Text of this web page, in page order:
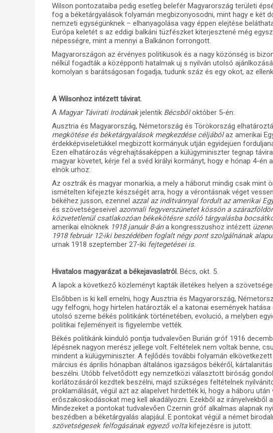
Wilson pontozataiba pedig esetleg belefér Magyarország területi
fog a béketárgyalások folyamán megbizonyosodni, mint hagy e két
nemzeti egységünknek – elhanyagolása vagy éppen elejtése
Európa keletét s az eddigi balkáni tüzfészket kiterjesztené még
népességre, mint a mennyi a Balkánon forrongott.
Magyarországon az érvényes politikusok és a nagy közönség is
nélkül fogadták a középponti hatalmak uj s nyilván utolsó
komolyan s barátságosan fogadja, tudunk száz és egy okot, az
A Wilsonhoz intézett távirat.
A Magyar Távirati Irodánakjelentik Bécsbőloktóber 5-én:
Ausztria és Magyarország, Németország és Törökország
megkötése és béketárgyalások megkezdése céljábólaz amerikai
érdekképviseletükkel megbizott kormányuk utján egyidejüen
Ezen elhatározás végrehajtásaképpen a külügyminiszter tegnap
magyar követet, kérje fel a svéd királyi kormányt, hogy e hónap 4-
elnök urhoz:
Az osztrák és magyar monarkia, a mely a háborut mindig csak mint
ismételten kifejezte készségét arra, hogy a vérontásnak véget
békéhez jusson, ezennel azzal az inditvánnyal fordult az amerikai
és szövetségeseivel azonnali fegyverszünetet kössön a
közvetetlenül csatlakozóan békekötésre szóló tárgyalásba
amerikai elnöknek 1918 január 8-ána kongresszushoz intézett
1918 február 12-iki beszédében foglalt négy pont szolgálnának
urnak 1918 szeptember 27-iki fejtegetései is.
Hivatalos magyarázat a békejavaslatról. Bécs, okt. 5.
A lapok a következő közleményt kapták illetékes helyen a
Elsőbben is ki kell emelni, hogy Ausztria és Magyarország,
ugy felfogni, hogy hirtelen határozták el a katonai események
utolsó szeme békés politikánk történetében, evolució, a melyben
politikai fejleményeit is figyelembe vették.
Békés politikánk kiinduló pontja tudvalevően Burián gróf 1916
lépésnek nagyon merész jellege volt. Feltételek nem voltak benne,
mindent a külügyminiszter. A fejlődés további folyamán
március és április hónapban általános igazságos békéről,
beszélni. Utóbb felvetődött egy nemzetközi választott biróság
korlátozásáról kezdtek beszélni, majd szükséges feltételnek
proklamálását, végül azt az alapelvet hirdették ki, hogy a háboru
erőszakoskodásokat meg kell akadályozni. Ezekből az irányelvekből
Mindezeket a pontokat tudvalevően Czernin gróf alkalmas alapnak
beszédben a béketárgyalás alapjául. E pontokat végül a német
szövetségesek felfogásának egyező voltakifejezésre is jutott.